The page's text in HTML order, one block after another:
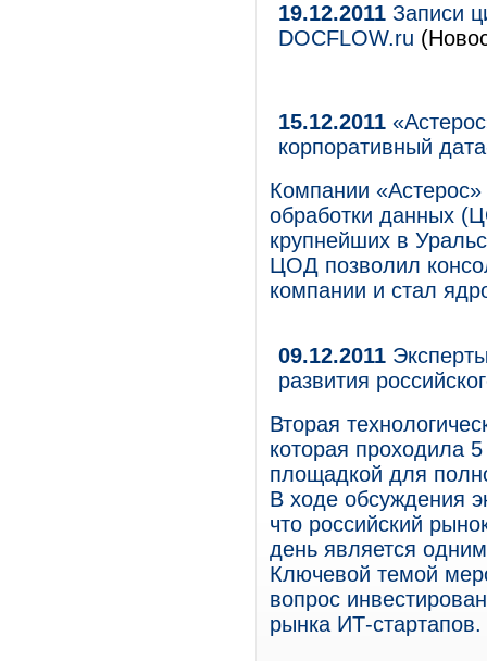
19.12.2011 Записи
DOCFLOW.ru
15.12.2011
корпоративный
Компании
обработки данных
крупнейших в
ЦОД позволил
компании и стал
09.12.2011
развития
Вторая
которая проходила
площадкой для
В ходе обсуждения
что российский
день является
Ключевой темой
вопрос
рынка ИТ-стартапов.